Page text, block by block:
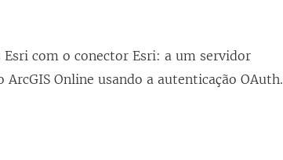
b
r
Esri com o conector Esri: a um servidor
Online usando a autenticação OAuth.